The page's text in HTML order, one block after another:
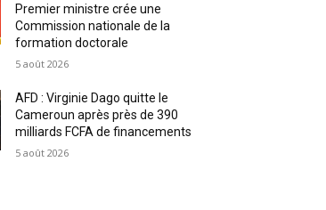
Premier ministre crée une
Commission nationale de la
formation doctorale
5 août 2026
AFD : Virginie Dago quitte le
Cameroun après près de 390
milliards FCFA de financements
5 août 2026